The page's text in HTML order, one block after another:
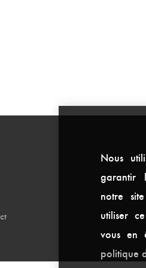
Nous
garantir
notre
utiliser
vous en
politique